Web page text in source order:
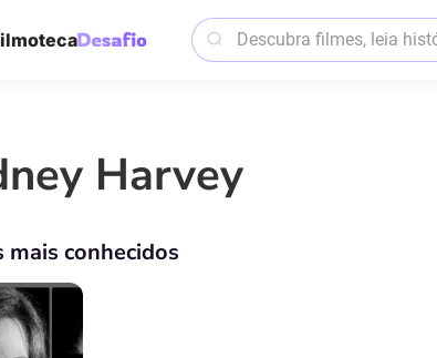
Harvey
mais conhecidos